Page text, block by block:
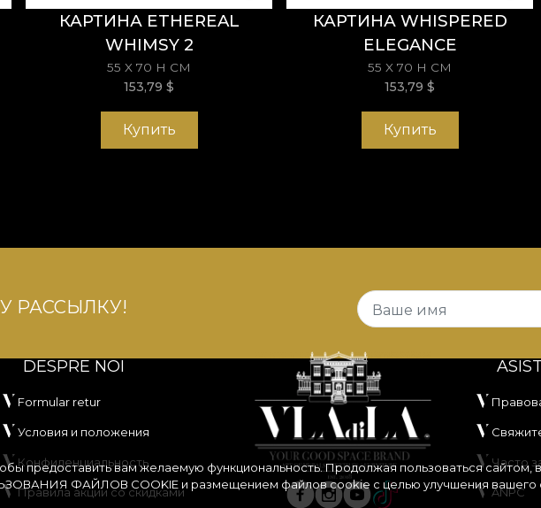
КАРТИНА ETHEREAL
WHIMSY 2
55 X 70 H СМ
153,79$
Купить
КАРТИНА WHISPERED
ELEGANCE
55 X 70 H СМ
153,79$
Купить
предоставить вам желаемую функциональность. Продолжая пользоваться сайтом,
ФАЙЛОВ COOKIE и размещением файлов cookie с целью улучшения вашего
РАССЫЛКУ! Ваше имя
DESPRE NOI
Formular retur
Условия и положения
Конфиденциальность
Правила акции со скидками
Часто
ANPC